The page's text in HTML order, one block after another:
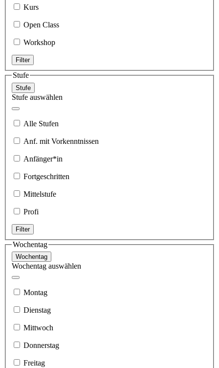
Kurs
Open Class
Workshop
Filter
Stufe
Stufe
Stufe auswählen
Alle Stufen
Anf. mit Vorkenntnissen
Anfänger*in
Fortgeschritten
Mittelstufe
Profi
Filter
Wochentag
Wochentag
Wochentag auswählen
Montag
Dienstag
Mittwoch
Donnerstag
Freitag